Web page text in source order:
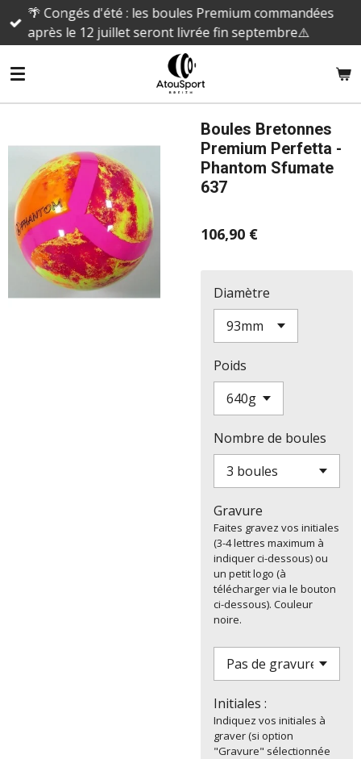
Passer
principal
🌴 Congés d'été : les boules Premium commandées
après le 12 juillet seront livrée fin septembre⚠️
Boules Bretonnes
Premium Perfetta -
Phantom Sfumate
637
106,90 €
Diamètre
Poids
Nombre de boules
Gravure
Faites gravez vos initiales
(3-4 lettres maximum à
indiquer ci-dessous) ou
un petit logo (à
télécharger via le bouton
ci-dessous). Couleur
noire.
Initiales :
Indiquez vos initiales à
graver (si option
"Gravure" sélectionnée